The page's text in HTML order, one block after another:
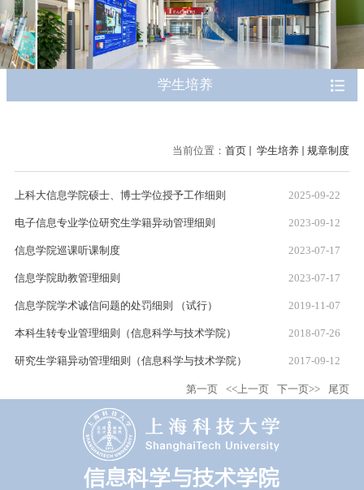
学生培养
当前位置： 首页 学生培养 规章制度
上科大信息学院硕士、博士学位授予工作细则 2025-09-22
电子信息专业学位研究生学籍异动管理细则 2023-09-12
信息学院巡课听课制度 2023-07-17
信息学院助教管理细则 2023-07-17
信息学院学术诚信问题的处罚细则 （试行） 2019-11-07
本科生转专业管理细则（信息科学与技术学院） 2018-07-26
研究生学籍异动管理细则（信息科学与技术学院） 2017-09-12
第一页 <<上一页 下一页>> 尾页